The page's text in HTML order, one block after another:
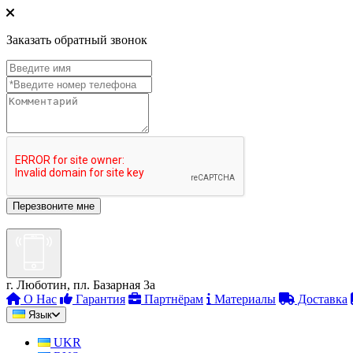
Заказать обратный звонок
г. Люботин, пл. Базарная 3а
О Нас
Гарантия Партнёрам Материалы Доставка
Язык
UKR